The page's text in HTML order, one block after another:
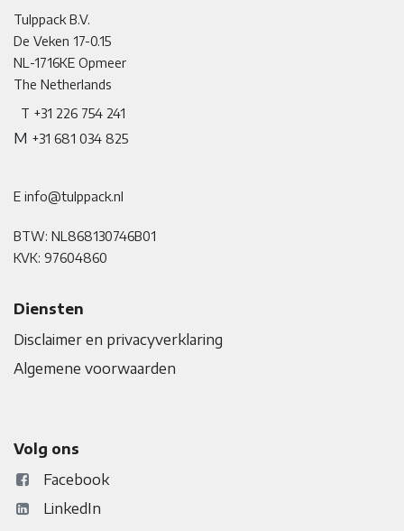
Tulppack B.V.
De Veken 17-0.15
NL-1716KE Opmeer
The Netherlands
T +31 226 754 241
M +31 681 034 825
E info@tulppack.nl
BTW: NL868130746B01
KVK: 97604860
Diensten
Disclaimer en privacyverklaring
Algemene voorwaarden
Volg ons
Facebook
LinkedIn